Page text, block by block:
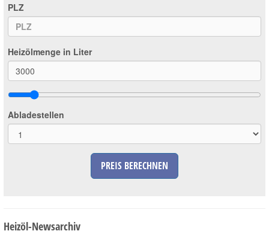
PLZ
Heizölmenge in Liter
Abladestellen
PREIS BERECHNEN
Heizöl-Newsarchiv